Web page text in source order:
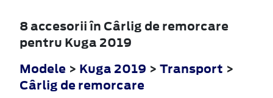
8 accesorii în Cârlig de remorcare
pentru Kuga 2019
Modele > Kuga 2019 > Transport >
Cârlig de remorcare